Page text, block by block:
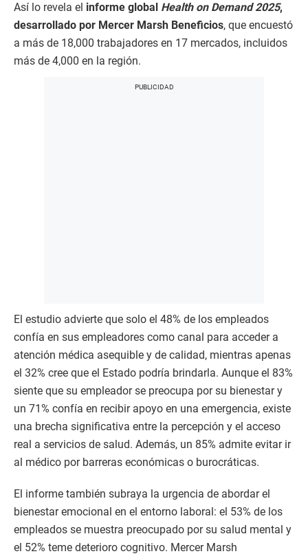
Así lo revela el informe global Health on Demand 2025,
desarrollado por Mercer Marsh Beneficios, que encuestó
a más de 18,000 trabajadores en 17 mercados, incluidos
más de 4,000 en la región.
El estudio advierte que solo el 48% de los empleados
confía en sus empleadores como canal para acceder a
atención médica asequible y de calidad, mientras apenas
el 32% cree que el Estado podría brindarla. Aunque el 83%
siente que su empleador se preocupa por su bienestar y
un 71% confía en recibir apoyo en una emergencia, existe
una brecha significativa entre la percepción y el acceso
real a servicios de salud. Además, un 85% admite evitar ir
al médico por barreras económicas o burocráticas.
El informe también subraya la urgencia de abordar el
bienestar emocional en el entorno laboral: el 53% de los
empleados se muestra preocupado por su salud mental y
el 52% teme deterioro cognitivo. Mercer Marsh